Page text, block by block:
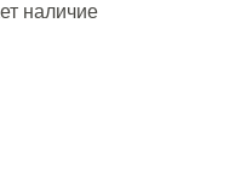
наличие